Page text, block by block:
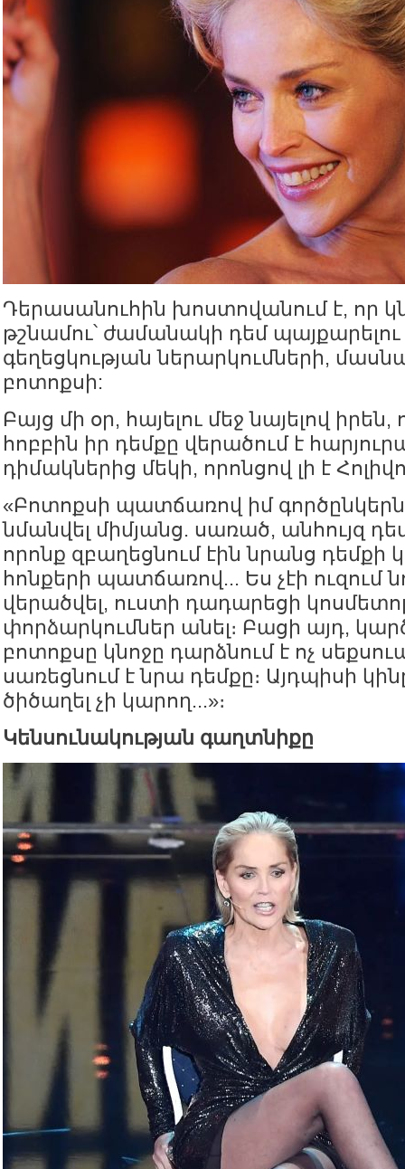
Դերասանուհին խոստովանում է, որ
թշնամու՝ ժամանակի դեմ
գեղեցկության ներարկումների,
բոտոքսի:
Բայց մի օր, հայելու մեջ նայելով իրեն,
հոբբին իր դեմքը վերածում է
դիմակներից մեկի, որոնցով լի է
«Բոտոքսի պատճառով իմ
նմանվել միմյանց. սառած, անհույզ
որոնք զբաղեցնում էին նրանց դեմքի
հոնքերի պատճառով... Ես չէի ուզում
վերածվել, ուստի դադարեցի
փորձարկումներ անել։ Բացի այդ,
բոտոքսը կնոջը դարձնում է ոչ
սառեցնում է նրա դեմքը։ Այդպիսի
ծիծաղել չի կարող...»։
Կենսունակության գաղտնիքը